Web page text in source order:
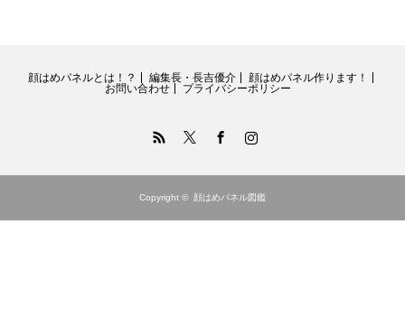
顔はめパネルとは！？ 編集長・長吉優介
顔はめパネル作ります！
お問い合わせ
プライバシーポリシー
FacebookInstagram
Copyright © 顔はめパネル図鑑